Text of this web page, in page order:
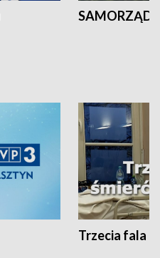
SAMORZĄD
Trzecia fala -